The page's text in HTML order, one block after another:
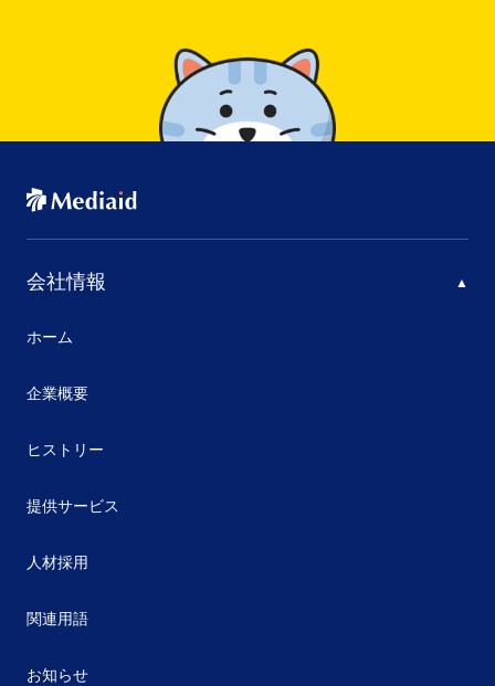
会社情報
ホーム
企業概要
ヒストリー
提供サービス
人材採用
関連用語
お知らせ